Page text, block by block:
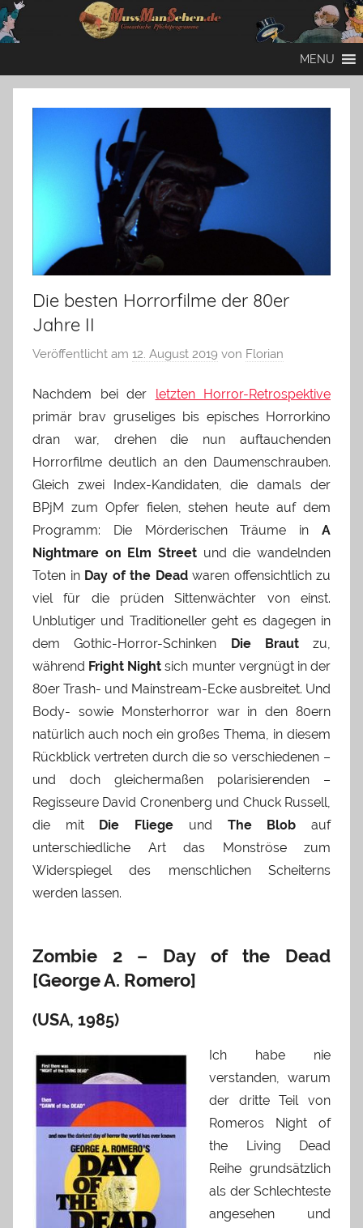
Zum
Inhalt
MENU
Die besten Horrorfilme der 80er
Jahre II
Veröffentlicht am 12. August 2019 von Florian
Nachdem bei der letzten Horror-Retrospektive
primär brav gruseliges bis episches Horrorkino
dran war, drehen die nun auftauchenden
Horrorfilme deutlich an den Daumenschrauben.
Gleich zwei Index-Kandidaten, die damals der
BPjM zum Opfer fielen, stehen heute auf dem
Programm: Die Mörderischen Träume in A
Nightmare on Elm Street und die wandelnden
Toten in Day of the Deadwaren offensichtlich zu
viel für die prüden Sittenwächter von einst.
Unblutiger und Traditioneller geht es dagegen in
dem Gothic-Horror-Schinken Die Brautzu,
während Fright Night sich munter vergnügt in der
80er Trash- und Mainstream-Ecke ausbreitet. Und
Body- sowie Monsterhorror war in den 80ern
natürlich auch noch ein großes Thema, in diesem
Rückblick vertreten durch die so verschiedenen –
und doch gleichermaßen polarisierenden –
Regisseure David Cronenberg und Chuck Russell,
die mit Die Fliege und The Blob auf
unterschiedliche Art das Monströse zum
Widerspiegel des menschlichen Scheiterns
werden lassen.
Zombie 2 – Day of the Dead
[George A. Romero]
(USA, 1985)
Ich habe nie
verstanden, warum
der dritte Teil von
Romeros Night of
the Living Dead
Reihe grundsätzlich
als der Schlechteste
angesehen und